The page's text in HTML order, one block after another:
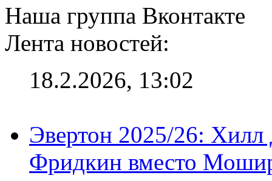
Наша группа Вконтакте
Лента новостей:
18.2.2026, 13:02
Эвертон 2025/26:
Фридкин вместо